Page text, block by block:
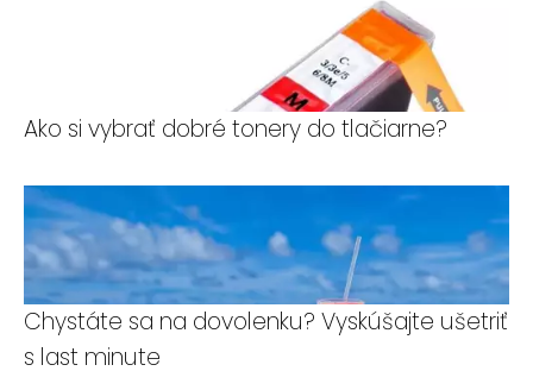
Ako si vybrať dobré tonery do tlačiarne?
Chystáte sa na dovolenku? Vyskúšajte ušetriť
s last minute